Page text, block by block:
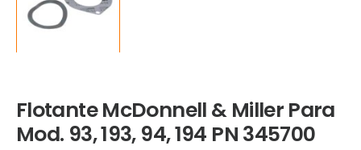
Flotante McDonnell & Miller Para
Mod. 93, 193, 94, 194 PN 345700